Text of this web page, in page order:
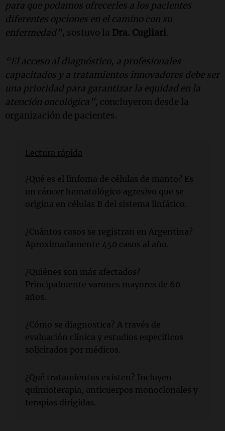
para que podamos ofrecerles a los pacientes
diferentes opciones en el camino con su
enfermedad”, sostuvo la Dra. Cugliari.
“El acceso al diagnóstico, a profesionales
capacitados y a tratamientos innovadores debe ser
una prioridad para garantizar la equidad en la
atención oncológica”, concluyeron desde la
organización de pacientes.
Lectura rápida
¿Qué es el linfoma de células de manto? Es
un cáncer hematológico agresivo que se
origina en células B del sistema linfático.
¿Cuántos casos se registran en Argentina?
Aproximadamente 450 casos al año.
¿Quiénes son más afectados?
Principalmente varones mayores de 60
años.
¿Cómo se diagnostica? A través de
evaluación clínica y estudios específicos
solicitados por médicos.
¿Qué tratamientos existen? Incluyen
quimioterapia, anticuerpos monoclonales y
terapias dirigidas.